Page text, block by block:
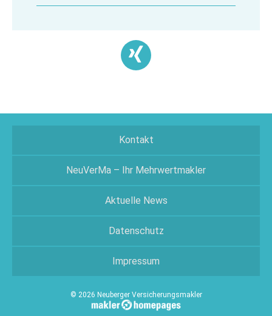
Kontakt
NeuVerMa – Ihr Mehrwertmakler
Aktuelle News
Datenschutz
Impressum
© 2026 Neuberger Versicherungsmakler